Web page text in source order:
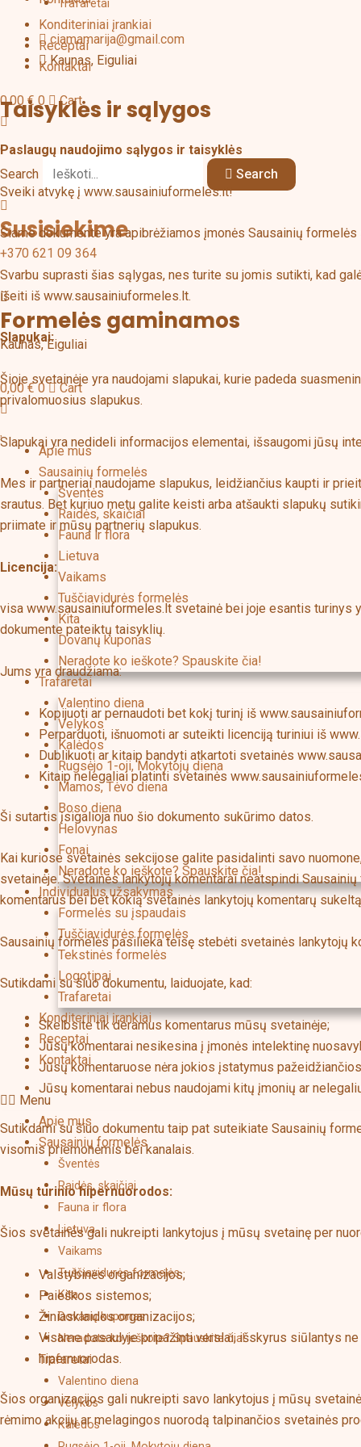
ciamamarija@gmail.com
Kaunas, Eiguliai
0,00 € 0 Cart
Search Search
Susisiekime
+370 621 09 364
Formelės gaminamos
Kaunas, Eiguliai
0,00€ 0 Cart
Apie mus
Sausainių formelės
Šventės
Raidės, skaičiai
Fauna ir flora
Lietuva
Vaikams
Tuščiavidurės formelės
Kita
Dovanų kuponas
Neradote ko ieškote? Spauskite čia!
Trafaretai
Valentino diena
Velykos
Kalėdos
Rugsėjo 1-oji, Mokytojų diena
Mamos, Tėvo diena
Boso diena
Helovynas
Fonai
Neradote ko ieškote? Spauskite čia!
Individualus užsakymas
Formelės su įspaudais
Tuščiavidurės formelės
Tekstinės formelės
Logotipai
Trafaretai
Konditeriniai įrankiai
Receptai
Kontaktai
Menu
Apie mus
Sausainių formelės
Šventės
Raidės, skaičiai
Fauna ir flora
Lietuva
Vaikams
Tuščiavidurės formelės
Kita
Dovanų kuponas
Neradote ko ieškote? Spauskite čia!
Trafaretai
Valentino diena
Velykos
Kalėdos
Trafaretai
Konditeriniai įrankiai
Receptai
Kontaktai
Taisyklės irsąlygos
Paslaugų naudojimo sąlygos ir taisyklės
Sveiki atvykę į www.sausainiuformeles.lt!
Šiame dokumente yra apibrėžiamos įmonės Sausainių
Svarbu suprasti šias sąlygas, nes turite su jomis sutikti, kad
išeiti iš www.sausainiuformeles.lt.
Slapukai:
Šioje svetainėje yra naudojami slapukai, kurie padeda
privalomuosius slapukus.
Slapukai yra nedideli informacijos elementai, išsaugomi jūsų
Mes ir partneriai naudojame slapukus, leidžiančius kaupti ir
srautus. Bet kuriuo metu galite keisti arba atšaukti slapukų
priimate ir mūsų partnerių slapukus.
Licencija:
visa www.sausainiuformeles.lt svetainė bei joje esantis
dokumente pateiktų taisyklių.
Jums yra draudžiama:
Kopijuoti ar pernaudoti bet kokį turinį iš
Perparduoti, išnuomoti ar suteikti licenciją turiniui iš
Dublikuoti ar kitaip bandyti atkartoti svetainės
Kitaip nelegaliai platinti svetainės
Ši sutartis įsigalioja nuo šio dokumento sukūrimo datos.
Kai kuriose svetainės sekcijose galite pasidalinti savo
svetainėje. Svetainės lankytojų komentarai neatspindi
komentarus bei bet kokią svetainės lankytojų komentarų
Sausainių formelės pasilieka teisę stebėti svetainės lankytojų
Sutikdami su šiuo dokumentu, laiduojate, kad:
Skelbsite tik deramus komentarus mūsų svetainėje;
Jūsų komentarai nesikesina į įmonės intelektinę
Jūsų komentaruose nėra jokios įstatymus
Jūsų komentarai nebus naudojami kitų įmonių ar
Sutikdami su šiuo dokumentu taip pat suteikiate Sausainių
visomis priemonėmis bei kanalais.
Mūsų turinio hipernuorodos:
Šios svetainės gali nukreipti lankytojus į mūsų svetainę per
Valstybinės organizacijos;
Paieškos sistemos;
Žiniasklaidos organizacijos;
Visame pasaulyje pripažinti verslai, išskyrus siūlantys
hipernuorodas.
Šios organizacijos gali nukreipti savo lankytojus į mūsų
rėmimo akcijų ar melagingos nuorodą talpinančios svetainės